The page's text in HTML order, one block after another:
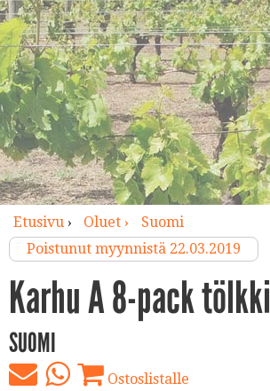
Etusivu› Oluet ›
Suomi
Poistunut myynnistä 22.03.2019
Karhu A 8-pack tölkki
SUOMI
Ostoslistalle